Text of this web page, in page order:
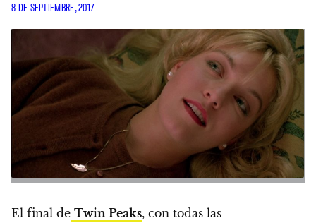
8 DE SEPTIEMBRE, 2017
El final de Twin Peaks, con todas las